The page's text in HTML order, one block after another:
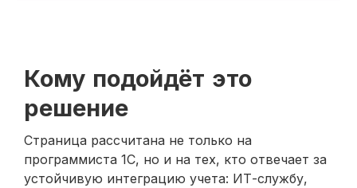
Кому подойдёт это
решение
Страница рассчитана не только на
программиста 1С, но и на тех, кто отвечает за
устойчивую интеграцию учета: ИТ-службу,